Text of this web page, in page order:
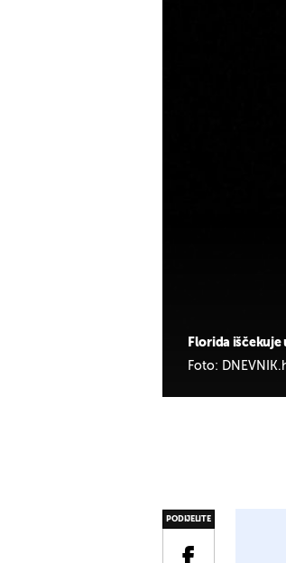
Florida
Foto:
PODIJELITE